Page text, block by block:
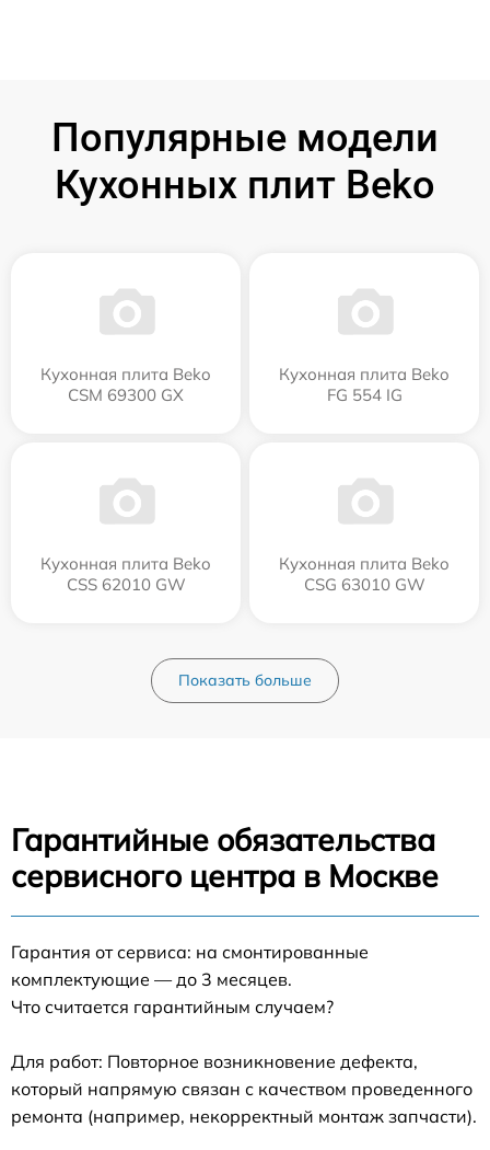
Популярные модели
Кухонных плит Beko
Кухонная плита Beko
CSM 69300 GX
Кухонная плита Beko
FG 554 IG
Кухонная плита Beko
CSS 62010 GW
Кухонная плита Beko
CSG 63010 GW
Показать больше
Гарантийные обязательства
сервисного центра в Москве
Гарантия от сервиса: на смонтированные
комплектующие — до 3 месяцев.
Что считается гарантийным случаем?
Для работ: Повторное возникновение дефекта,
который напрямую связан с качеством проведенного
ремонта (например, некорректный монтаж запчасти).